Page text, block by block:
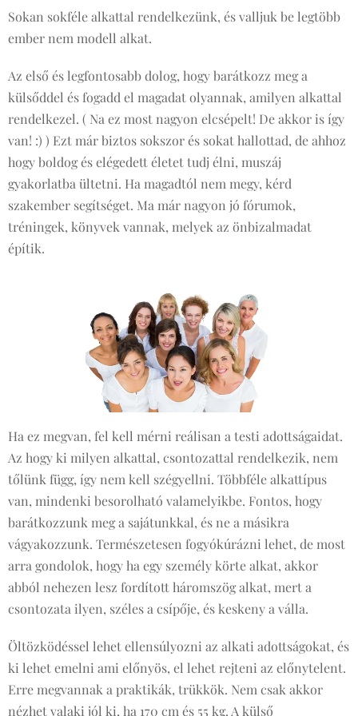
Sokan sokféle alkattal rendelkezünk, és valljuk be legtöbb
ember nem modell alkat.
Az első és legfontosabb dolog, hogy barátkozz meg a
külsőddel és fogadd el magadat olyannak, amilyen alkattal
rendelkezel. ( Na ez most nagyon elcsépelt! De akkor is így
van! :) ) Ezt már biztos sokszor és sokat hallottad, de ahhoz
hogy boldog és elégedett életet tudj élni, muszáj
gyakorlatba ültetni. Ha magadtól nem megy, kérd
szakember segítséget. Ma már nagyon jó fórumok,
tréningek, könyvek vannak, melyek az önbizalmadat
építik.
Ha ez megvan, fel kell mérni reálisan a testi adottságaidat.
Az hogy ki milyen alkattal, csontozattal rendelkezik, nem
tőlünk függ, így nem kell szégyellni. Többféle alkattípus
van, mindenki besorolható valamelyikbe. Fontos, hogy
barátkozzunk meg a sajátunkkal, és ne a másikra
vágyakozzunk. Természetesen fogyókúrázni lehet, de most
arra gondolok, hogy ha egy személy körte alkat, akkor
abból nehezen lesz fordított háromszög alkat, mert a
csontozata ilyen, széles a csípője, és keskeny a válla.
Öltözködéssel lehet ellensúlyozni az alkati adottságokat, és
ki lehet emelni ami előnyös, el lehet rejteni az előnytelent.
Erre megvannak a praktikák, trükkök. Nem csak akkor
nézhet valaki jól ki, ha 170 cm és 55 kg. A külső